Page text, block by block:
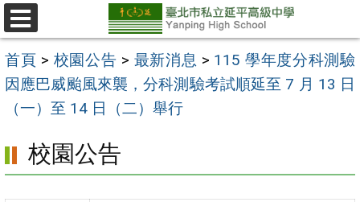
跳
至
主
要
選
單
首頁 > 校園公告 > 最新消息 > 115 學年度分科測驗
因應巴威颱風來襲，分科測驗考試順延至 7 月 13 日
（一）至 14 日（二）舉行
校園公告